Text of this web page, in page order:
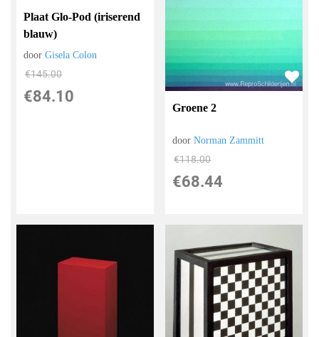
Plaat Glo-Pod (iriserend
blauw)
doorGisela Colon
€145.00
€84.10
Groene 2
doorNorman Zammitt
€118.00
€68.44